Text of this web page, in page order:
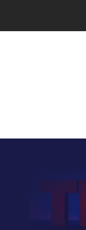
비
학습 자료부